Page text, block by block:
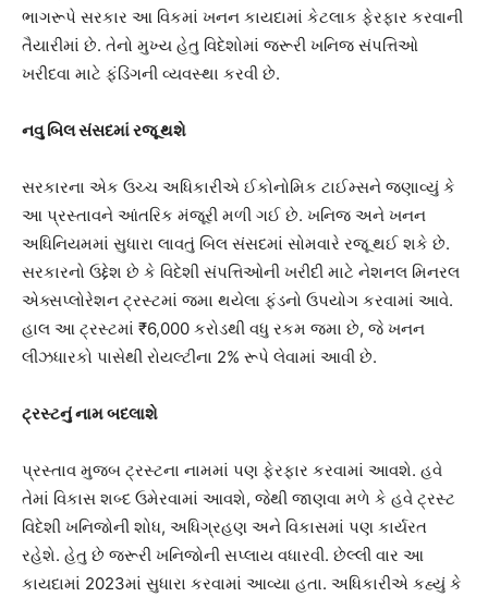
ભાગરૂપે સરકાર આ વિકમાં ખનન કાયદામાં કેટલાક ફેરફાર કરવાની
તૈયારીમાં છે. તેનો મુખ્ય હેતુ વિદેશોમાં જરૂરી ખનિજ સંપત્તિઓ
ખરીદવા માટે ફંડિંગની વ્યવસ્થા કરવી છે.
નવુ બિલ સંસદમાં રજૂ થશે
સરકારના એક ઉચ્ચ અધિકારીએ ઈકોનોમિક ટાઈમ્સને જણાવ્યું કે
આ પ્રસ્તાવને આંતરિક મંજૂરી મળી ગઈ છે. ખનિજ અને ખનન
અધિનિયમમાં સુધારા લાવતું બિલ સંસદમાં સોમવારે રજૂ થઈ શકે છે.
સરકારનો ઉદ્દેશ છે કે વિદેશી સંપત્તિઓની ખરીદી માટે નેશનલ મિનરલ
એક્સપ્લોરેશન ટ્રસ્ટમાં જમા થયેલા ફંડનો ઉપયોગ કરવામાં આવે.
હાલ આ ટ્રસ્ટમાં ₹6,000 કરોડથી વધુ રકમ જમા છે, જે ખનન
લીઝધારકો પાસેથી રોયલ્ટીના 2% રૂપે લેવામાં આવી છે.
ટ્રસ્ટનું નામ બદલાશે
પ્રસ્તાવ મુજબ ટ્રસ્ટના નામમાં પણ ફેરફાર કરવામાં આવશે. હવે
તેમાં વિકાસ શબ્દ ઉમેરવામાં આવશે, જેથી જાણવા મળે કે હવે ટ્રસ્ટ
વિદેશી ખનિજોની શોધ, અધિગ્રહણ અને વિકાસમાં પણ કાર્યરત
રહેશે. હેતુ છે જરૂરી ખનિજોની સપ્લાય વધારવી. છેલ્લી વાર આ
કાયદામાં 2023માં સુધારા કરવામાં આવ્યા હતા. અધિકારીએ કહ્યું કે